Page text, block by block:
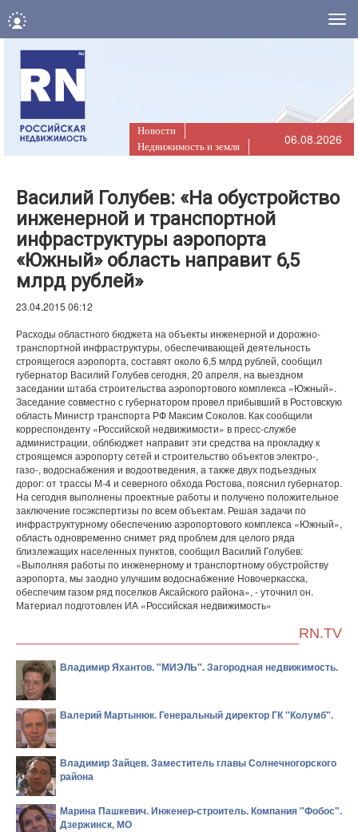
Новости
Недвижимость и земля
06.08.2026
Василий Голубев: «На обустройство
инженерной и транспортной
инфраструктуры аэропорта
«Южный» область направит 6,5
млрд рублей»
23.04.2015 06:12
Расходы областного бюджета на объекты инженерной и дорожно-
транспортной инфраструктуры, обеспечивающей деятельность
строящегося аэропорта, составят около 6,5 млрд рублей, сообщил
губернатор Василий Голубев сегодня, 20 апреля, на выездном
заседании штаба строительства аэропортового комплекса «Южный».
Заседание совместно с губернатором провел прибывший в Ростовскую
область Министр транспорта РФ Максим Соколов. Как сообщили
корреспонденту «Российской недвижимости» в пресс-службе
администрации, облбюджет направит эти средства на прокладку к
строящемся аэропорту сетей и строительство объектов электро-,
газо-, водоснабжения и водоотведения, а также двух подъездных
дорог: от трассы М-4 и северного обхода Ростова, пояснил губернатор.
На сегодня выполнены проектные работы и получено положительное
заключение госэкспертизы по всем объектам. Решая задачи по
инфраструктурному обеспечению аэропортового комплекса «Южный»,
область одновременно снимет ряд проблем для целого ряда
близлежащих населенных пунктов, сообщил Василий Голубев:
«Выполняя работы по инженерному и транспортному обустройству
аэропорта, мы заодно улучшим водоснабжение Новочеркасска,
обеспечим газом ряд поселков Аксайского района», - уточнил он.
Материал подготовлен ИА «Российская недвижимость»
RN.TV
Владимир Яхантов. "МИЭЛЬ". Загородная недвижимость.
Валерий Мартынюк. Генеральный директор ГК "Колумб".
Владимир Зайцев. Заместитель главы Солнечногорского
района
Марина Пашкевич. Инженер-строитель. Компания "Фобос".
Дзержинск, МО